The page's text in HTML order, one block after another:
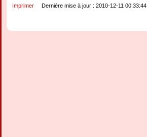
Imprimer Dernière mise à jour : 2010-12-11 00:33:44